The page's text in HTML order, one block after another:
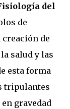
del
de
de
salud y las
esta forma
tripulantes
gravedad